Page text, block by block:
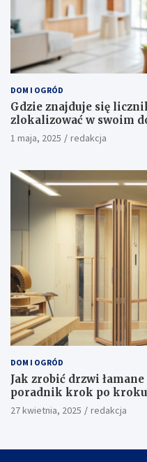
DOM I OGRÓD
Gdzie znajduje się
zlokalizować w swoim
1 maja, 2025 redakcja
DOM I OGRÓD
Jak zrobić drzwi
poradnik krok po kroku
27 kwietnia, 2025 redakcja